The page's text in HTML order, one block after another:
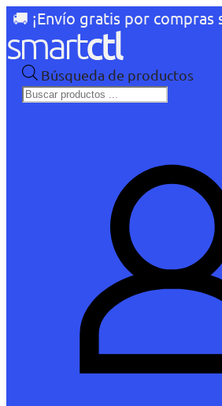
🚚 ¡Envío gratis por compras
Búsqueda de productos